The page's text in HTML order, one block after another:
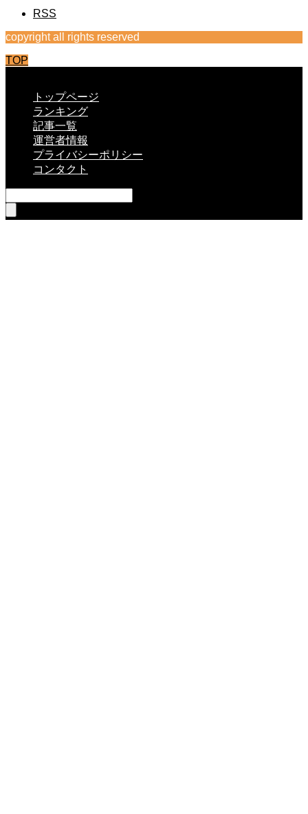
RSS
copyright all rights reserved
TOP
トップページ
ランキング
記事一覧
運営者情報
プライバシーポリシー
コンタクト